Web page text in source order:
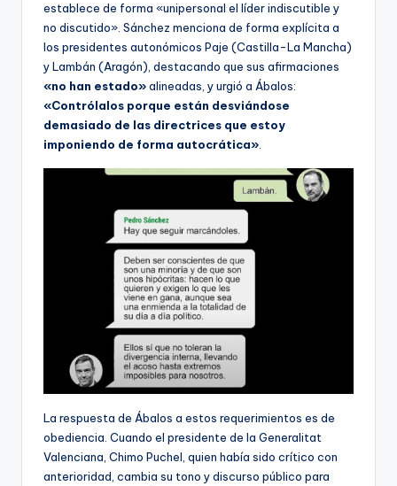
establece de forma «unipersonal el líder indiscutible y
no discutido». Sánchez menciona de forma explícita a
los presidentes autonómicos Paje (Castilla-La Mancha)
y Lambán (Aragón), destacando que sus afirmaciones
«no han estado»alineadas, y urgió a Ábalos:
«Contrólalos porque están desviándose
demasiado de las directrices que estoy
imponiendo de forma autocrática».
La respuesta de Ábalos a estos requerimientos es de
obediencia. Cuando el presidente de la Generalitat
Valenciana, Chimo Puchel, quien había sido crítico con
anterioridad, cambia su tono y discurso público para